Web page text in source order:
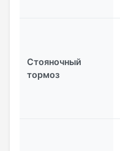
Стояночный
тормоз